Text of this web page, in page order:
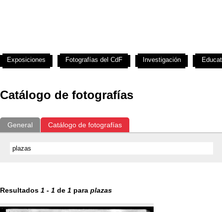
Catálogo de fotografías
General Catálogo de fotografías
Resultados 1 - 1 de 1 para plazas
Exposiciones Fotografías del CdF Investigación